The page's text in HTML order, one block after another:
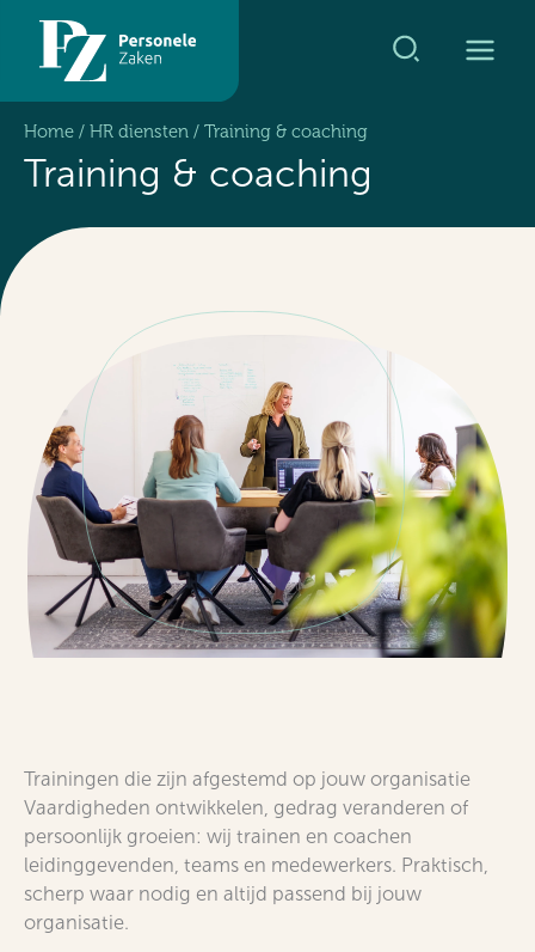
inhoud
Home / HR diensten / Training & coaching
Training & coaching
Trainingen die zijn afgestemd op jouw organisatie
Vaardigheden ontwikkelen, gedrag veranderen of
persoonlijk groeien: wij trainen en coachen
leidinggevenden, teams en medewerkers. Praktisch,
scherp waar nodig en altijd passend bij jouw
organisatie.